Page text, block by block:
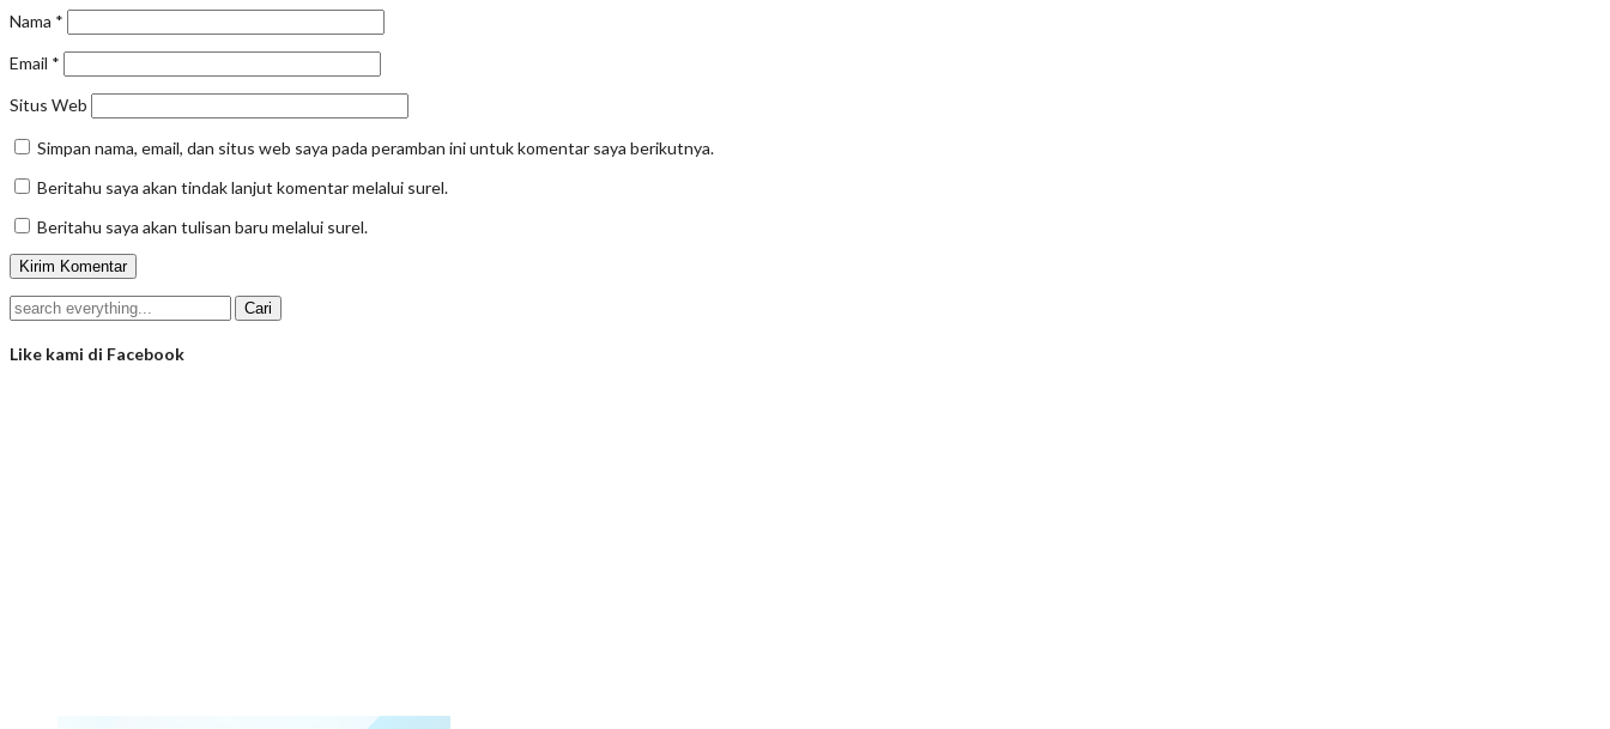
Nama *
Email *
Situs Web
Simpan nama, email, dan situs web saya pada peramban ini untuk komentar saya berikutnya.
Beritahu saya akan tindak lanjut komentar melalui surel.
Beritahu saya akan tulisan baru melalui surel.
Like kami di Facebook